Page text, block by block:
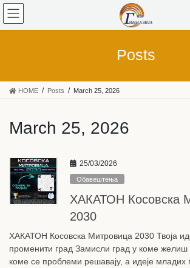
Posts
HOME Posts March 25, 2026
March 25, 2026
25/03/2026
Обавештења
ХАКАТОН Косовска
2030
ХАКАТОН Косовска Митровица 2030 Твоја
променити град Замисли град у коме
коме се проблеми решавају, а идеје младих